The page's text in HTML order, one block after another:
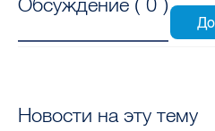
Новости на эту тему